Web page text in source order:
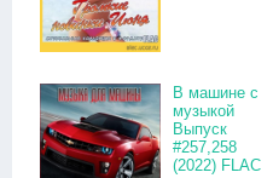
В машине с
музыкой
Выпуск
#257,258
(2022) FLAC